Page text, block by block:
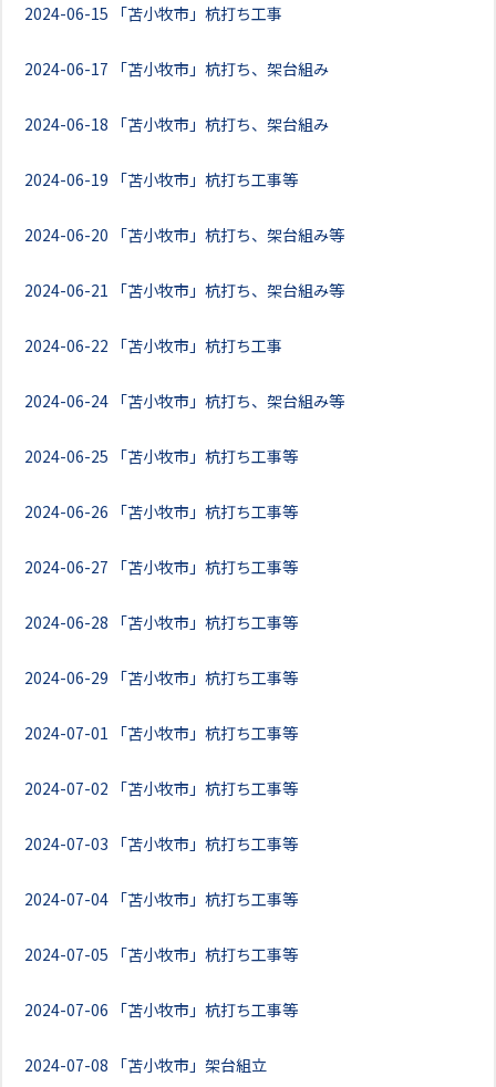
2024-06-15 「苫小牧市」杭打ち工事
2024-06-17 「苫小牧市」杭打ち、架台組み
2024-06-18 「苫小牧市」杭打ち、架台組み
2024-06-19 「苫小牧市」杭打ち工事等
2024-06-20 「苫小牧市」杭打ち、架台組み等
2024-06-21 「苫小牧市」杭打ち、架台組み等
2024-06-22 「苫小牧市」杭打ち工事
2024-06-24 「苫小牧市」杭打ち、架台組み等
2024-06-25 「苫小牧市」杭打ち工事等
2024-06-26 「苫小牧市」杭打ち工事等
2024-06-27 「苫小牧市」杭打ち工事等
2024-06-28 「苫小牧市」杭打ち工事等
2024-06-29 「苫小牧市」杭打ち工事等
2024-07-01 「苫小牧市」杭打ち工事等
2024-07-02 「苫小牧市」杭打ち工事等
2024-07-03 「苫小牧市」杭打ち工事等
2024-07-04 「苫小牧市」杭打ち工事等
2024-07-05 「苫小牧市」杭打ち工事等
2024-07-06 「苫小牧市」杭打ち工事等
2024-07-08 「苫小牧市」架台組立